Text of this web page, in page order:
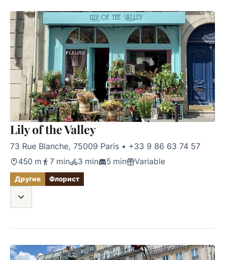
Lily of the Valley
73 Rue Blanche, 75009 Paris • +33 9 86 63 74 57
450 m 7 min 3 min 5 min Variable
Другие Флорист